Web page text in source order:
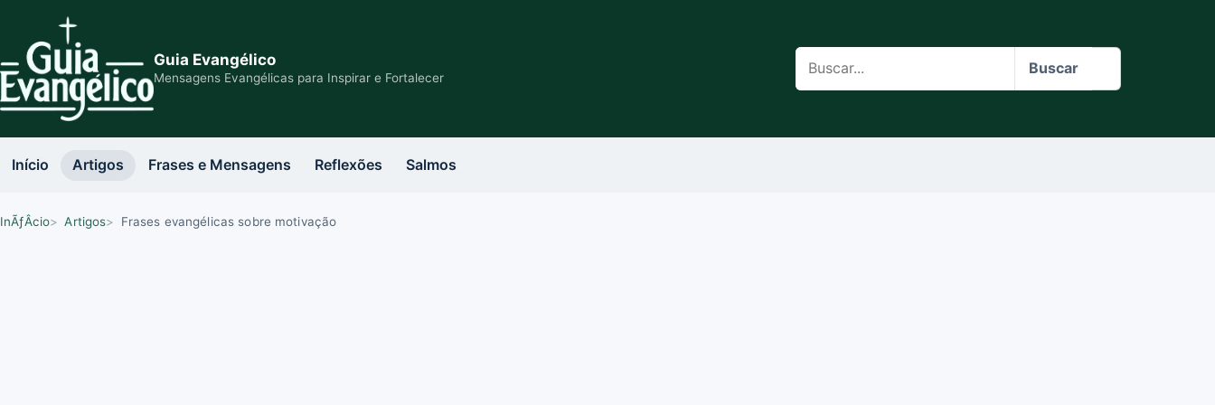
Guia Evangélico
Mensagens Evangélicas para Inspirar e Fortalecer
Buscar
no
Buscar
Início Artigos Frases e Mensagens Reflexões Salmos
InÃƒÂ­cio Artigos Frases evangélicas sobre motivação